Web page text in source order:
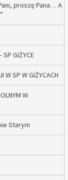
proszę Pana… A
SP GIŻYCE
W SP W GIŻYCACH
W
Starym